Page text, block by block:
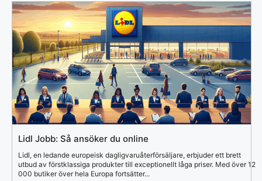
Lidl Jobb: Så ansöker du online
Lidl, en ledande europeisk dagligvaruåterförsäljare, erbjuder ett brett
utbud av förstklassiga produkter till exceptionellt låga priser. Med över 12
000 butiker över hela Europa fortsätter...